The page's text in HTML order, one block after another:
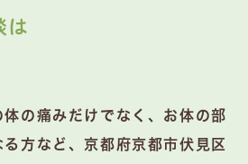
は
の痛みだけでなく、お体の部
方など、京都府京都市伏見区